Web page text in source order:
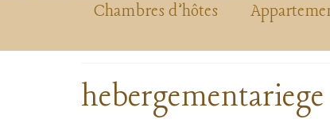
Chambres d’hôtes